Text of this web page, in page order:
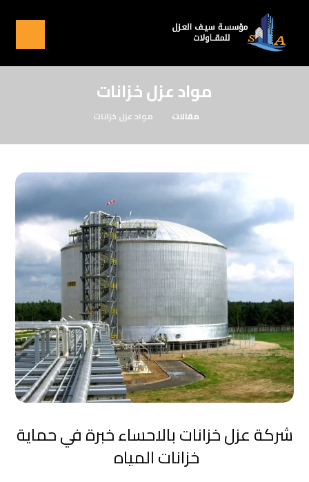
مواد عزل خزانات
مقالات مواد عزل خزانات
شركة عزل خزانات بالاحساء خبرة في حماية
خزانات المياه